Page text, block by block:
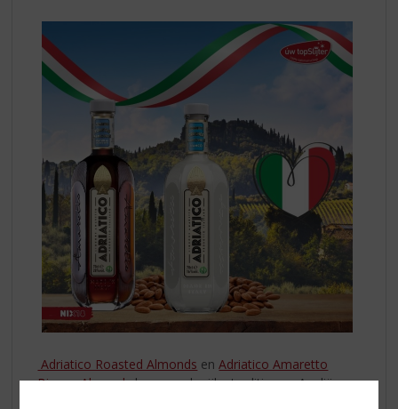
Adriatico Roasted Almonds enAdriatico Amaretto
Bianco Almondsbrengen de rijke traditie van Apulië